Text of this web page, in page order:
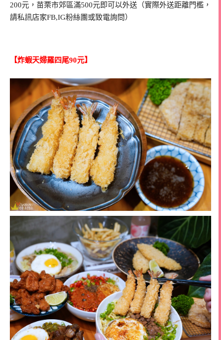
200元，苗栗市郊區滿500元即可以外送（實際外送距離門檻，
請私訊店家FB,IG粉絲團或致電詢問）
【炸蝦天婦羅四尾90元】